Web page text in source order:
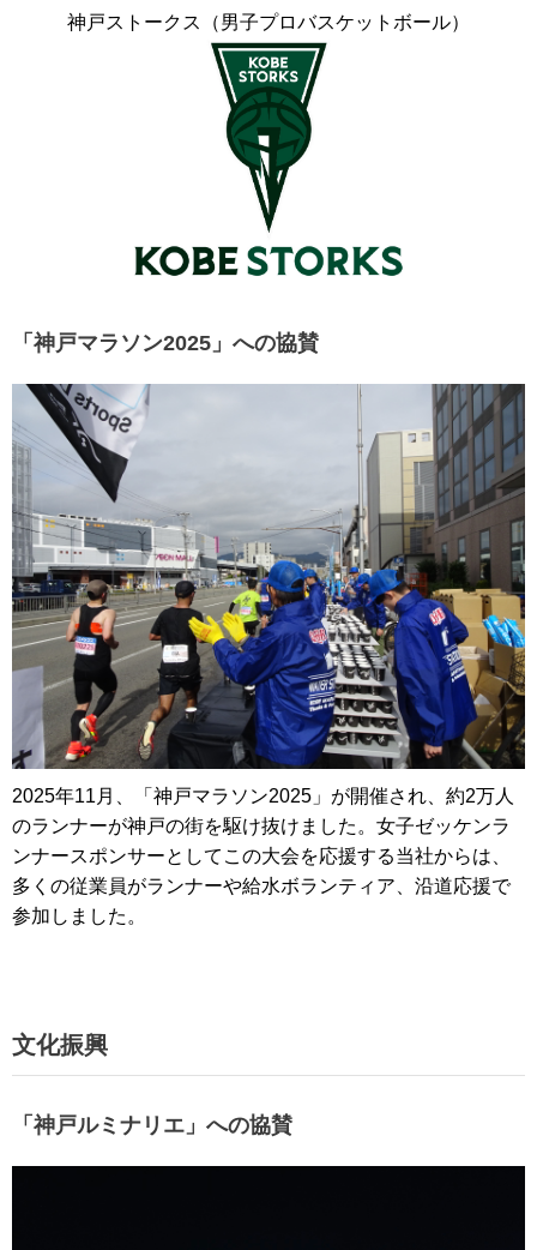
神戸ストークス （男子プロバスケットボール）
「神戸マラソン2025」への協賛
2025年11月、「神戸マラソン2025」が開催され、約2万人
のランナーが神戸の街を駆け抜けました。女子ゼッケンラ
ンナースポンサーとしてこの大会を応援する当社からは、
多くの従業員がランナーや給水ボランティア、沿道応援で
参加しました。
文化振興
「神戸ルミナリエ」への協賛